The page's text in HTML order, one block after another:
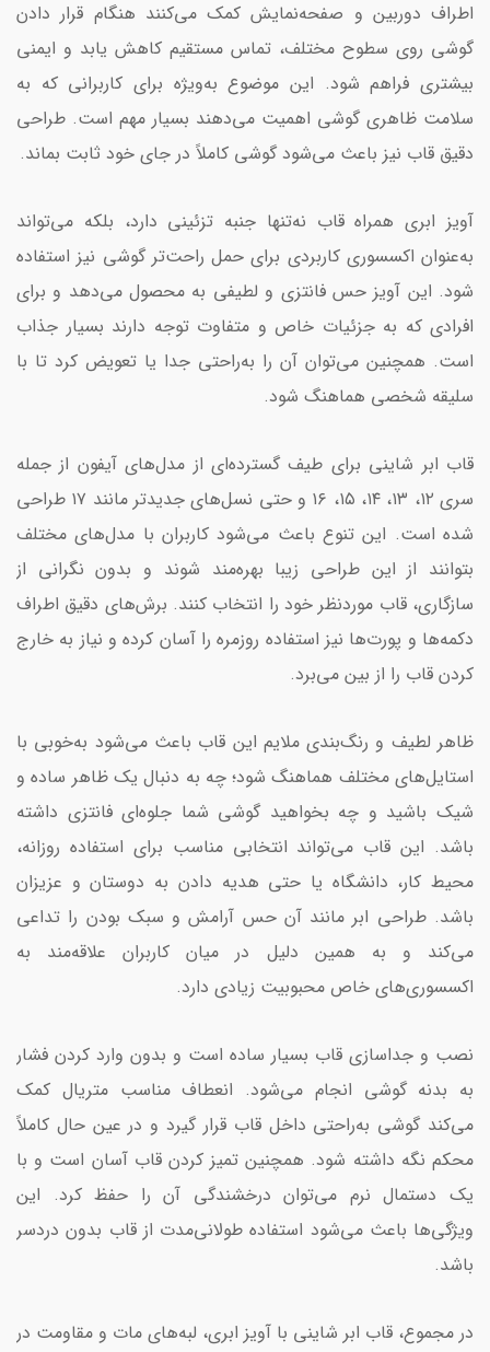
اطراف دوربین و صفحه‌نمایش کمک می‌کنند هنگام قرار دادن
گوشی روی سطوح مختلف، تماس مستقیم کاهش یابد و ایمنی
بیشتری فراهم شود. این موضوع به‌ویژه برای کاربرانی که به
سلامت ظاهری گوشی اهمیت می‌دهند بسیار مهم است. طراحی
دقیق قاب نیز باعث می‌شود گوشی کاملاً در جای خود ثابت بماند.
آویز ابری همراه قاب نه‌تنها جنبه تزئینی دارد، بلکه می‌تواند
به‌عنوان اکسسوری کاربردی برای حمل راحت‌تر گوشی نیز استفاده
شود. این آویز حس فانتزی و لطیفی به محصول می‌دهد و برای
افرادی که به جزئیات خاص و متفاوت توجه دارند بسیار جذاب
است. همچنین می‌توان آن را به‌راحتی جدا یا تعویض کرد تا با
سلیقه شخصی هماهنگ شود.
قاب ابر شاینی برای طیف گسترده‌ای از مدل‌های آیفون از جمله
سری ۱۲، ۱۳، ۱۴، ۱۵، ۱۶ و حتی نسل‌های جدیدتر مانند ۱۷ طراحی
شده است. این تنوع باعث می‌شود کاربران با مدل‌های مختلف
بتوانند از این طراحی زیبا بهره‌مند شوند و بدون نگرانی از
سازگاری، قاب موردنظر خود را انتخاب کنند. برش‌های دقیق اطراف
دکمه‌ها و پورت‌ها نیز استفاده روزمره را آسان کرده و نیاز به خارج
کردن قاب را از بین می‌برد.
ظاهر لطیف و رنگ‌بندی ملایم این قاب باعث می‌شود به‌خوبی با
استایل‌های مختلف هماهنگ شود؛ چه به دنبال یک ظاهر ساده و
شیک باشید و چه بخواهید گوشی شما جلوه‌ای فانتزی داشته
باشد. این قاب می‌تواند انتخابی مناسب برای استفاده روزانه،
محیط کار، دانشگاه یا حتی هدیه دادن به دوستان و عزیزان
باشد. طراحی ابر مانند آن حس آرامش و سبک بودن را تداعی
می‌کند و به همین دلیل در میان کاربران علاقه‌مند به
اکسسوری‌های خاص محبوبیت زیادی دارد.
نصب و جداسازی قاب بسیار ساده است و بدون وارد کردن فشار
به بدنه گوشی انجام می‌شود. انعطاف مناسب متریال کمک
می‌کند گوشی به‌راحتی داخل قاب قرار گیرد و در عین حال کاملاً
محکم نگه داشته شود. همچنین تمیز کردن قاب آسان است و با
یک دستمال نرم می‌توان درخشندگی آن را حفظ کرد. این
ویژگی‌ها باعث می‌شود استفاده طولانی‌مدت از قاب بدون دردسر
باشد.
در مجموع، قاب ابر شاینی با آویز ابری، لبه‌های مات و مقاومت در